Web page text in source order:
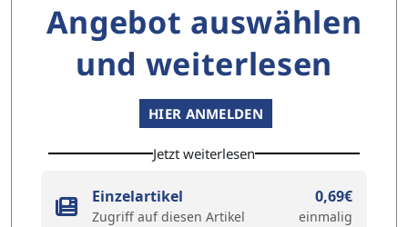
Angebot auswählen
und weiterlesen
HIER ANMELDEN
Jetzt weiterlesen
Einzelartikel
Zugriff auf diesen Artikel
0,69€
einmalig